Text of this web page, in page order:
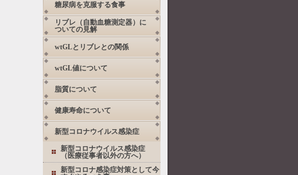
糖尿病を克服する食事
リブレ（自動血糖測定器）に
ついての見解
wtGLとリブレとの関係
wtGL値について
脂質について
健康寿命について
新型コロナウイルス感染症
新型コロナウイルス感染症
（医療従事者以外の方へ）
新型コロナ感染症対策として今